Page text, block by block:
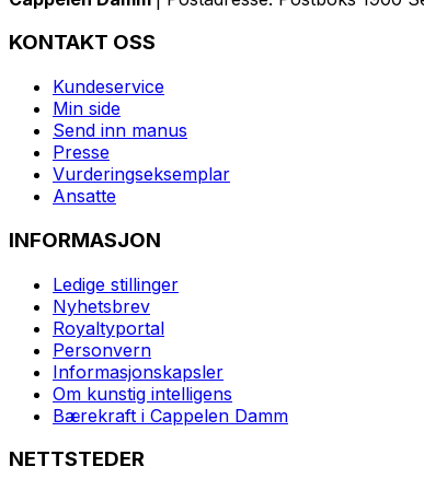
KONTAKT OSS
Kundeservice
Min side
Send inn manus
Presse
Vurderingseksemplar
Ansatte
INFORMASJON
Ledige stillinger
Nyhetsbrev
Royaltyportal
Personvern
Informasjonskapsler
Om kunstig intelligens
Bærekraft i Cappelen Damm
NETTSTEDER